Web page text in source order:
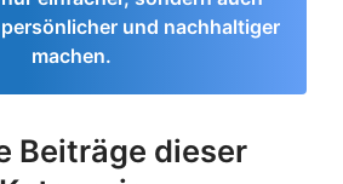
und nachhaltiger
machen.
Beiträge dieser